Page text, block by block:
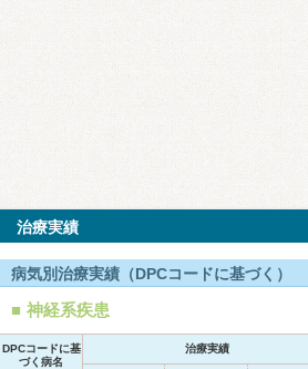
治療実績
病気別治療実績（DPCコードに基づく）
神経系疾患
DPCコードに基
づく病名
治療実績